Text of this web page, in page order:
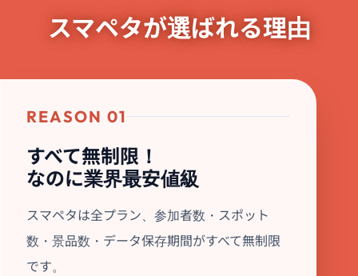
スマペタが選ばれる理由
REASON 01
すべて無制限！
なのに業界最安値級
スマペタは全プラン、参加者数・スポット
数・景品数・データ保存期間がすべて無制限
です。